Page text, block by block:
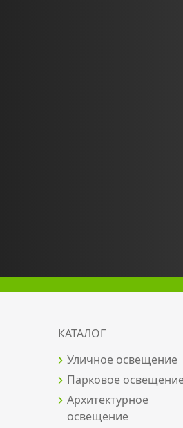
КАТАЛОГ
Уличное освещение
Парковое
Архитектурное
освещение